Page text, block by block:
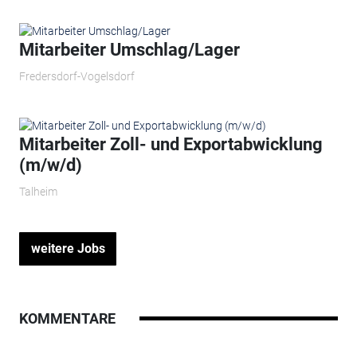
Mitarbeiter Umschlag/Lager
Fredersdorf-Vogelsdorf
Mitarbeiter Zoll- und Exportabwicklung
(m/w/d)
Talheim
weitere Jobs
KOMMENTARE